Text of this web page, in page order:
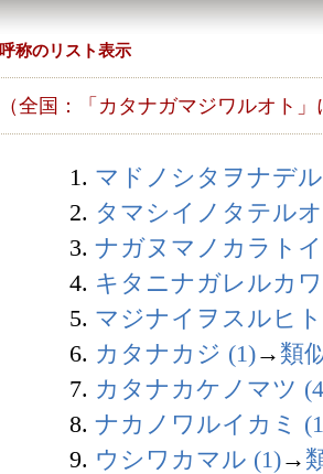
呼称のリスト表示
（全国：「カタナガマジワルオト
1. マドノシタヲナデ
2. タマシイノタテル
3. ナガヌマノカラト
4. キタニナガレルカ
5. マジナイヲスルヒ
6. カタナカジ (1)→ 類
7. カタナカケノマツ
8. ナカノワルイカミ
9. ウシワカマル (1)→